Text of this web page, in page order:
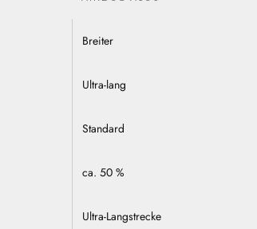
Breiter
Ultra-lang
Standard
ca. 50 %
Ultra-Langstrecke